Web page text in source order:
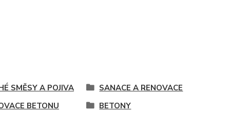
SMĚSY A POJIVA
SANACE A RENOVACE
BETONU
BETONY